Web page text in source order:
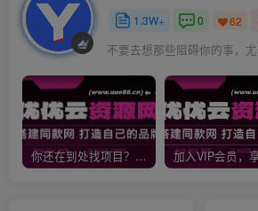
1.3W+ 0 62
你还在到处找项目？还在当韭菜？我靠网创资源站一个月收入5万+，曾经我也是个失败者。